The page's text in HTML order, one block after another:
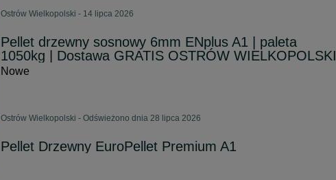
Ostrów Wielkopolski - 14 lipca 2026
Pellet drzewny sosnowy 6mm ENplus A1 | paleta
1050kg | Dostawa GRATIS OSTRÓW WIELKOPOLSKI
Nowe
Ostrów Wielkopolski - Odświeżono dnia 28 lipca 2026
Pellet Drzewny EuroPellet Premium A1